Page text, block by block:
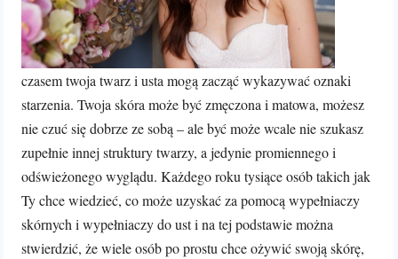
czasem twoja twarz i usta mogą zacząć wykazywać oznaki
starzenia. Twoja skóra może być zmęczona i matowa, możesz
nie czuć się dobrze ze sobą – ale być może wcale nie szukasz
zupełnie innej struktury twarzy, a jedynie promiennego i
odświeżonego wyglądu. Każdego roku tysiące osób takich jak
Ty chce wiedzieć, co może uzyskać za pomocą wypełniaczy
skórnych i wypełniaczy do ust i na tej podstawie można
stwierdzić, że wiele osób po prostu chce ożywić swoją skórę,